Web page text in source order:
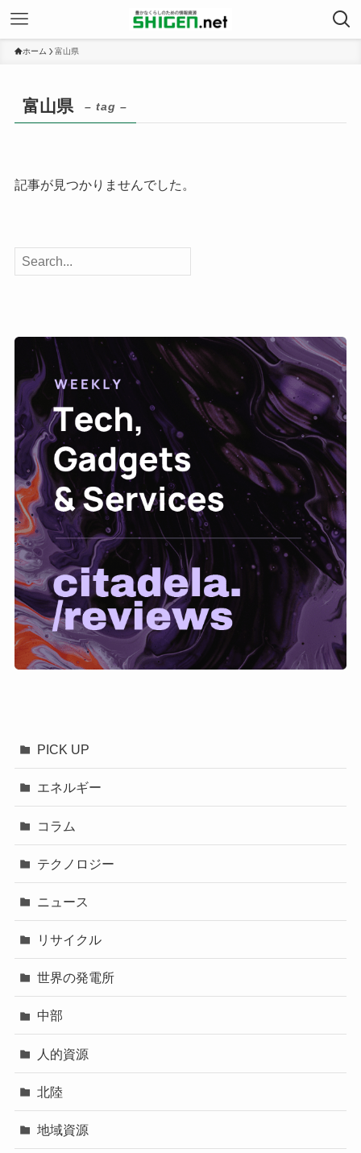
ホーム 富山県
富山県 – tag –
記事が見つかりませんでした。
PICK UP
エネルギー
コラム
テクノロジー
ニュース
リサイクル
世界の発電所
中部
人的資源
北陸
地域資源